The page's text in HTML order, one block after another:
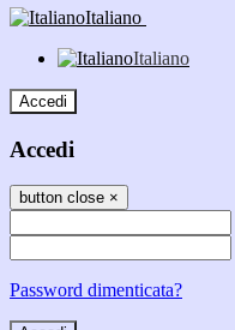
Italiano
Italiano
Accedi
Accedi
button close ×
Password dimenticata?